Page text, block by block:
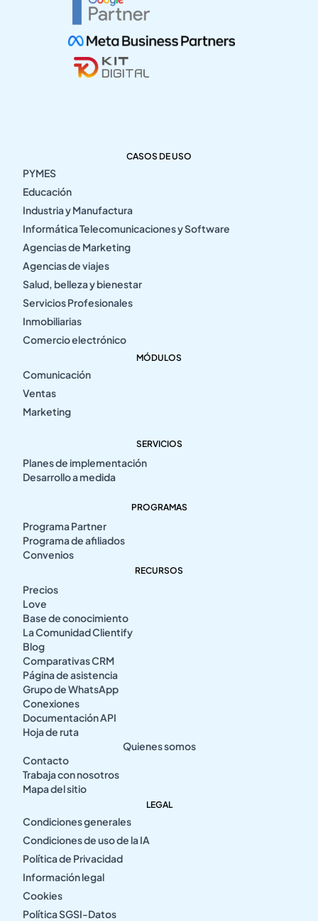
CASOS DE USO
PYMES
Educación
Industria y Manufactura
Informática Telecomunicaciones y Software
Agencias de Marketing
Agencias de viajes
Salud, belleza y bienestar
Servicios Profesionales
Inmobiliarias
Comercio electrónico
MÓDULOS
Comunicación
Ventas
Marketing
SERVICIOS
Planes de implementación
Desarrollo a medida
PROGRAMAS
Programa Partner
Programa de afiliados
Convenios
RECURSOS
Precios
Love
Base de conocimiento
La Comunidad Clientify
Blog
Comparativas CRM
Página de asistencia
Grupo de WhatsApp
Conexiones
Documentación API
Hoja de ruta
Quienes somos
Contacto
Trabaja con nosotros
Mapa del sitio
LEGAL
Condiciones generales
Condiciones de uso de la IA
Política de Privacidad
Información legal
Cookies
Política SGSI-Datos